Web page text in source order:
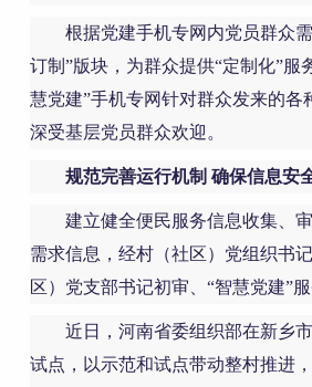
根据党建手机专网内党员群众
订制”版块，为群众提供“定制化”服
慧党建”手机专网针对群众发来的
深受基层党员群众欢迎。
规范完善运行机制 确保信息安
建立健全便民服务信息收集、
需求信息，经村（社区）党组织书
区）党支部书记初审、“智慧党建”
近日，河南省委组织部在新乡
试点，以示范和试点带动整村推进